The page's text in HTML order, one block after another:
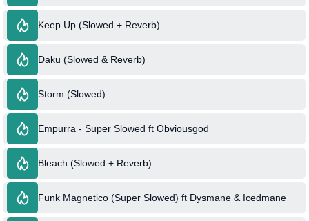
Keep Up (Slowed + Reverb)
Daku (Slowed & Reverb)
Storm (Slowed)
Empurra - Super Slowed ft Obviousgod
Bleach (Slowed + Reverb)
Funk Magnetico (Super Slowed) ft Dysmane & Icedmane